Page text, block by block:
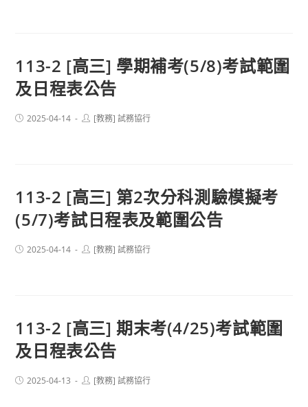
113-2 [高三] 學期補考(5/8)考試範圍
及日程表公告
Post2025-04-14
Post[教務] 試務協行
113-2 [高三] 第2次分科測驗模擬考
(5/7)考試日程表及範圍公告
Post2025-04-14
Post[教務] 試務協行
113-2 [高三] 期末考(4/25)考試範圍
及日程表公告
Post2025-04-13
Post[教務] 試務協行